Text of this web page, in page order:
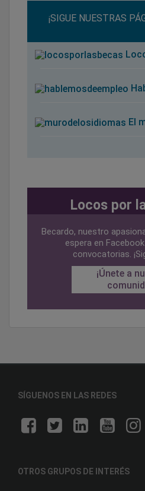
¡SIGUE NUESTRAS
El
Locos por
Becardo, nuestro
espera en
convocatorias.
¡Únete a
SÍGUENOS EN LAS REDES
OTROS GRUPOS DE INTERÉS